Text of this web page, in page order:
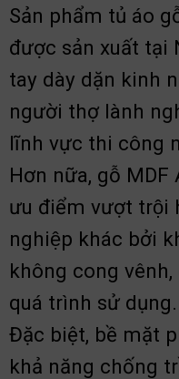
Sản phẩm tủ áo
được sản xuất tại
tay dày dặn kinh
người thợ lành
lĩnh vực thi công
Hơn nữa, gỗ
ưu điểm vượt trội
nghiệp khác bởi
không cong
quá trình sử dụng.
Đặc biệt, bề mặt
khả năng chống